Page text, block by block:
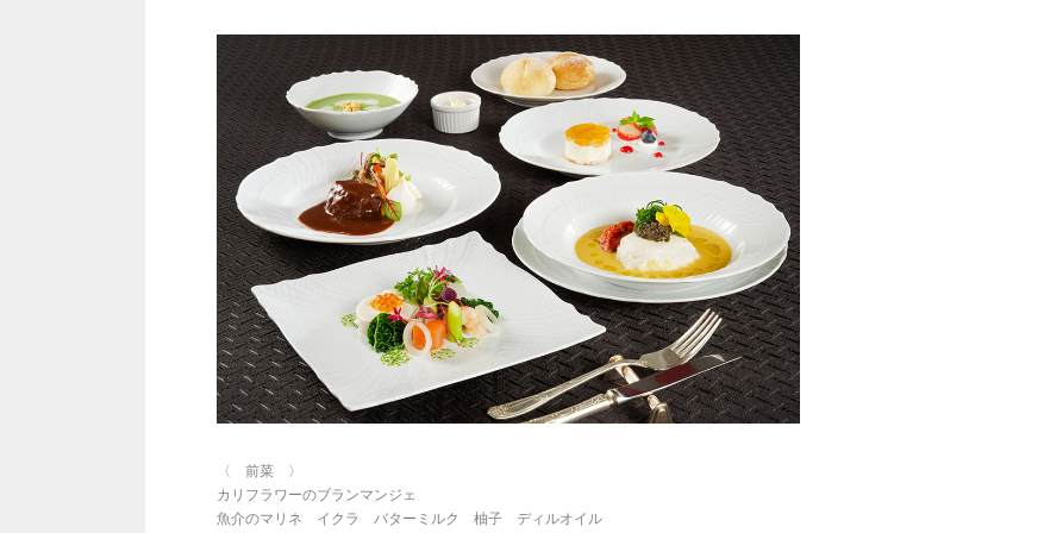
〈 前菜 〉
カリフラワーのブランマンジェ
魚介のマリネ イクラ バターミルク 柚子 ディルオイル